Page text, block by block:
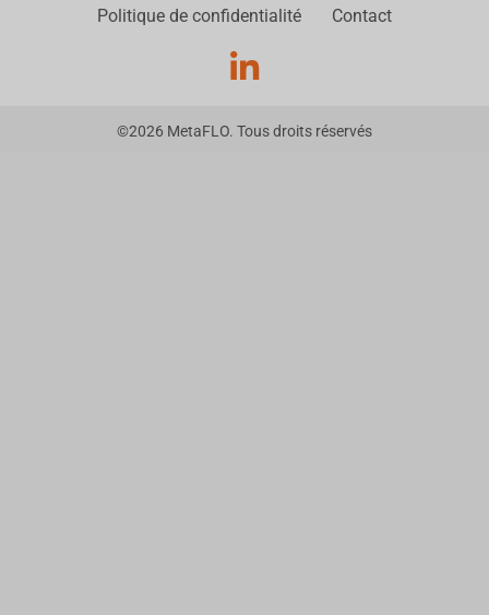
Politique de confidentialité Contact
©2026 MetaFLO. Tous droits réservés